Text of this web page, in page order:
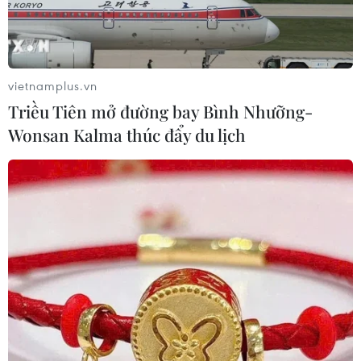
Việt Nam-Lào đẩy mạnh hợp tác toàn
diện về quốc phòng
Thường trực Ban Bí thư Trần Cẩm Tú
tiếp Đại sứ Singapore Rajpal Singh
05/08/2026 14:54
Thủ tướng Lê Minh Hưng tiếp Bộ
trưởng Quốc phòng Malaysia
05/08/2026 11:31
vietnamplus.vn
Triều Tiên mở đường bay Bình Nhưỡng-
Wonsan Kalma thúc đẩy du lịch